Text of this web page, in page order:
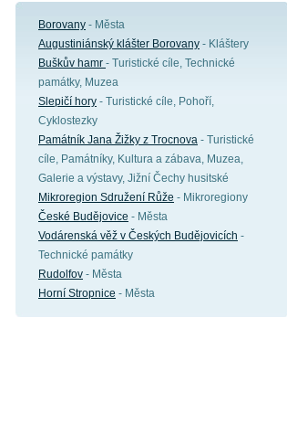
Borovany - Města
Augustiniánský klášter Borovany - Kláštery
Buškův hamr - Turistické cíle, Technické
památky, Muzea
Slepičí hory - Turistické cíle, Pohoří,
Cyklostezky
Památník Jana Žižky z Trocnova - Turistické
cíle, Památníky, Kultura a zábava, Muzea,
Galerie a výstavy, Jižní Čechy husitské
Mikroregion Sdružení Růže - Mikroregiony
České Budějovice - Města
Vodárenská věž v Českých Budějovicích -
Technické památky
Rudolfov - Města
Horní Stropnice - Města